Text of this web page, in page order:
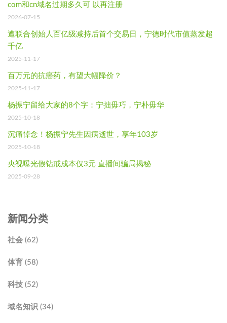
com和cn域名过期多久可 以再注册
2026-07-15
遭联合创始人百亿级减持后首个交易日，宁德时代市值蒸发超
千亿
2025-11-17
百万元的抗癌药，有望大幅降价？
2025-11-17
杨振宁留给大家的8个字：宁拙毋巧，宁朴毋华
2025-10-18
沉痛悼念！杨振宁先生因病逝世，享年103岁
2025-10-18
央视曝光假钻戒成本仅3元 直播间骗局揭秘
2025-09-28
新闻分类
社会 (62)
体育 (58)
科技 (52)
域名知识 (34)